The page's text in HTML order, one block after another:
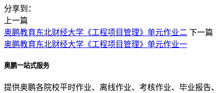
分享到：
上一篇
奥鹏教育东北财经大学《工程项目管理》单元作业二 下一篇
奥鹏教育东北财经大学《工程项目管理》单元作业一
奥鹏一站式服务
提供奥鹏各院校平时作业、离线作业、考核作业、毕业报告、